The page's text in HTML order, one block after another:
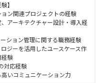
】
ン関連プロジェクトの経験
アーキテクチャー設計・導入経
ション管理に関する職務経験
ジーを活用したユースケース作
経験
対応経験
いコミュニケーション力